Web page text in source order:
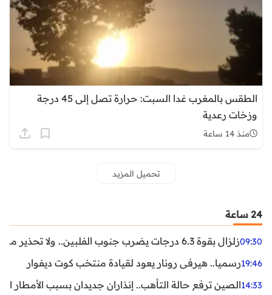
الطقس بالمغرب غدا السبت: حرارة تصل إلى 45 درجة
وزخات رعدية
منذ 14 ساعة
تحميل المزيد
24 ساعة
09:30زلزال بقوة 6.3 درجات يضرب جنوب الفلبين.. ولا تحذير من تسونامي حتى الآن
19:46رسميا.. هيرفي رونار يعود لقيادة منتخب كوت ديفوار
14:33الصين ترفع حالة التأهب.. إنذاران جديدان بسبب الأمطار